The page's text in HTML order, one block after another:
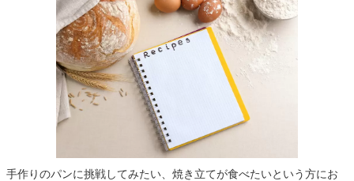
手作りのパンに挑戦してみたい、焼き立てが食べたいという方にお